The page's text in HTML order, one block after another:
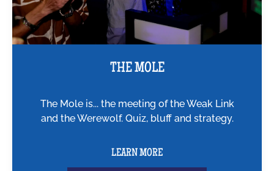
THE MOLE
The Mole is... the meeting of the Weak Link
and the Werewolf. Quiz, bluff and strategy.
LEARN MORE